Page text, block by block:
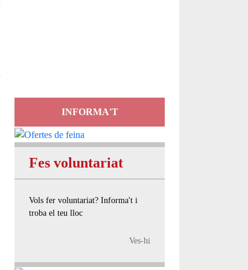
INFORMA'T
Fes voluntariat
Vols fer voluntariat? Informa't i
troba el teu lloc
Ves-hi